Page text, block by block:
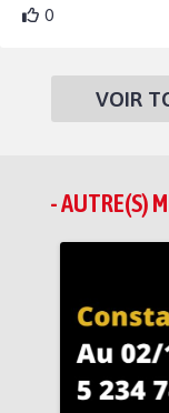
0
VOIR
- AUTRE(S)